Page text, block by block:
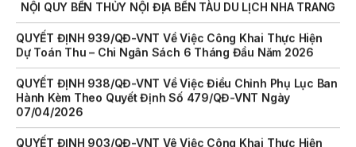
QUYẾT ĐỊNH 939/QĐ-VNT Về Việc Công Khai Thực Hiện
Dự Toán Thu – Chi Ngân Sách 6 Tháng Đầu Năm 2026
QUYẾT ĐỊNH 938/QĐ-VNT Về Việc Điều Chỉnh Phụ Lục Ban
Hành Kèm Theo Quyết Định Số 479/QĐ-VNT Ngày
07/04/2026
QUYẾT ĐỊNH 903/QĐ-VNT Vê Việc Công Khai Thực Hiện
Dự Toán Thu – Chi Ngân Sách Quý 2 Năm 2026